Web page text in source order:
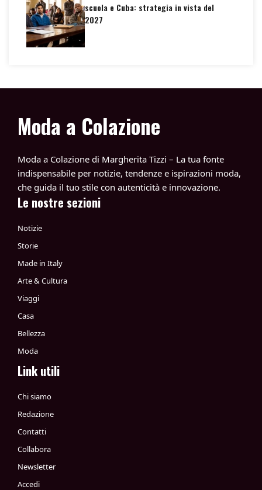
scuola e Cuba: strategia in vista del
2027
Moda a Colazione
Moda a Colazione di Margherita Tizzi – La tua fonte
indispensabile per notizie, tendenze e ispirazioni moda,
che guida il tuo stile con autenticità e innovazione.
Le nostre sezioni
Notizie
Storie
Made in Italy
Arte & Cultura
Viaggi
Casa
Bellezza
Moda
Link utili
Chi siamo
Redazione
Contatti
Collabora
Newsletter
Accedi